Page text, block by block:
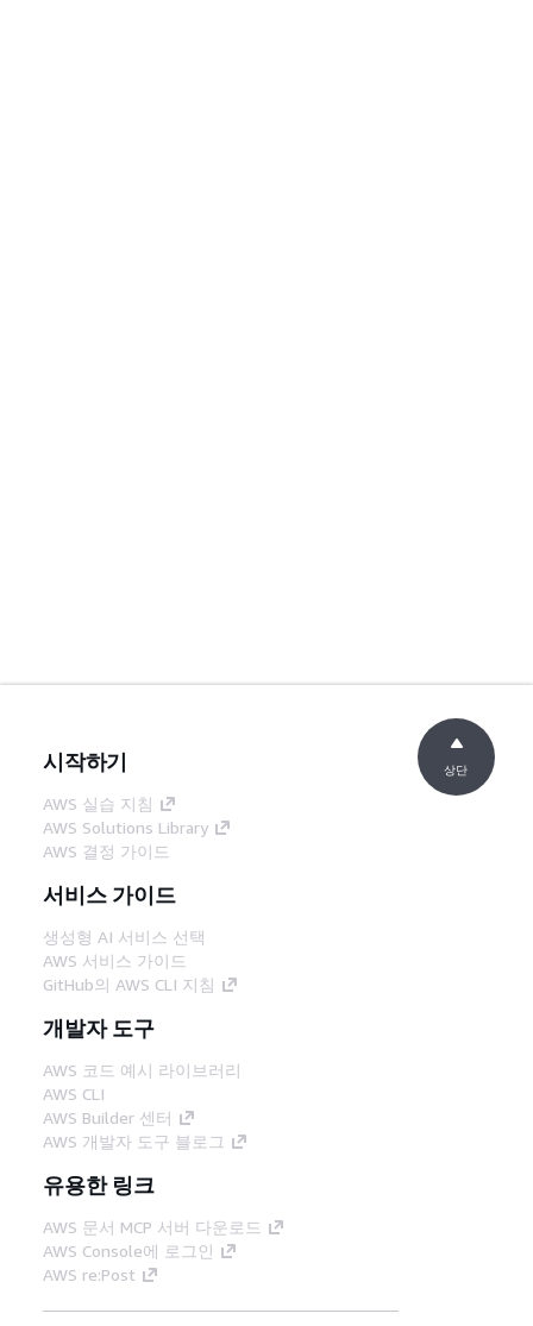
시작하기
AWS 실습 지침
AWS Solutions Library
AWS 결정 가이드
서비스 가이드
생성형 AI 서비스 선택
AWS 서비스 가이드
GitHub의 AWS CLI 지침
개발자 도구
AWS 코드 예시 라이브러리
AWS CLI
AWS Builder 센터
AWS 개발자 도구 블로그
유용한 링크
AWS 문서 MCP 서버 다운로드
AWS Console에 로그인
AWS re:Post
상단